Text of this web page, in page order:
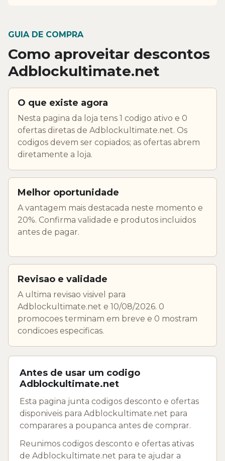
GUIA DE COMPRA
Como aproveitar descontos
Adblockultimate.net
O que existe agora
Nesta pagina da loja tens 1 codigo ativo e 0
ofertas diretas de Adblockultimate.net. Os
codigos devem ser copiados; as ofertas abrem
diretamente a loja.
Melhor oportunidade
A vantagem mais destacada neste momento e
20%. Confirma validade e produtos incluidos
antes de pagar.
Revisao e validade
A ultima revisao visivel para
Adblockultimate.net e 10/08/2026. 0
promocoes terminam em breve e 0 mostram
condicoes especificas.
Antes de usar um codigo
Adblockultimate.net
Esta pagina junta codigos desconto e ofertas
disponiveis para Adblockultimate.net para
comparares a poupanca antes de comprar.
Reunimos codigos desconto e ofertas ativas
de Adblockultimate.net para te ajudar a